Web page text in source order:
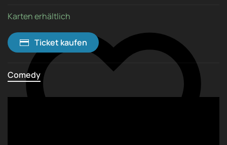
Karten erhältlich
Ticket kaufen
Comedy